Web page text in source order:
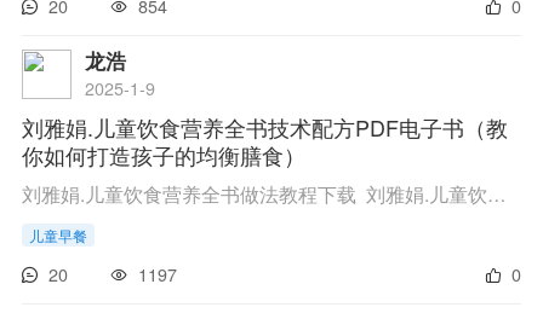
20 854 0
龙浩
2025-1-9
刘雅娟.儿童饮食营养全书技术配方PDF电子书（教
你如何打造孩子的均衡膳食）
刘雅娟.儿童饮食营养全书做法教程下载 刘雅娟.儿童饮食营养全书技术配方教程 链接 点此进入百度网盘下载 ...
儿童早餐
20 1197 0